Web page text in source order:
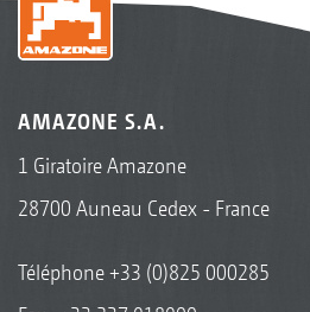
AMAZONE S.A.
1 Giratoire Amazone
28700 Auneau Cedex - France
Téléphone+33 (0)825 000285